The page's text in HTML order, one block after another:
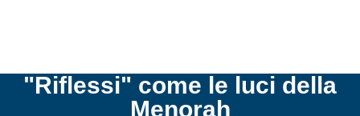
"Riflessi" come le luci della
Menorah